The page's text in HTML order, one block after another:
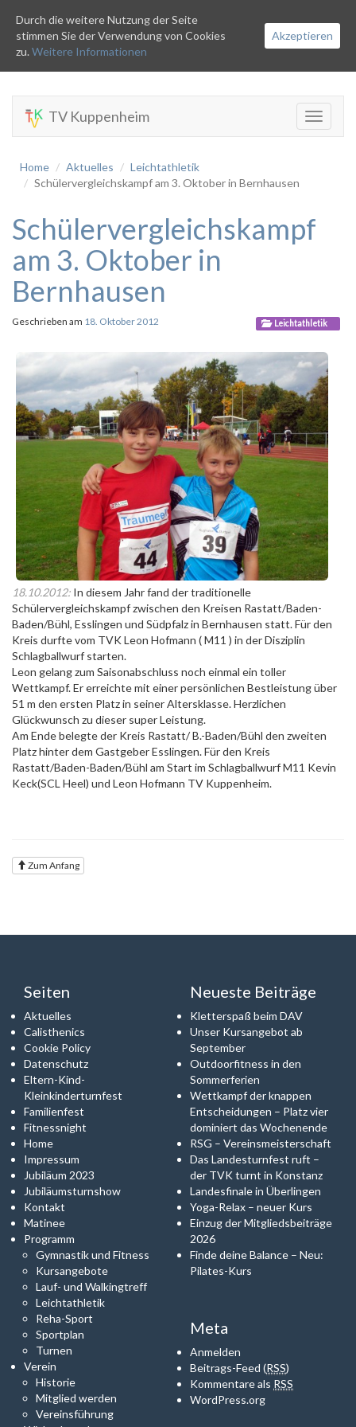
Toggle
TV Kuppenheim
Home Aktuelles
Leichtathletik
Schülervergleichskampf am 3. Oktober in Bernhausen
Schülervergleichskampf
am 3. Oktober in
Bernhausen
Geschrieben am 18. Oktober 2012 Leichtathletik
18.10.2012: In diesem Jahr fand der traditionelle
Schülervergleichskampf zwischen den Kreisen Rastatt/Baden-
Baden/Bühl, Esslingen und Südpfalz in Bernhausen statt. Für den
Kreis durfte vom TVK Leon Hofmann ( M11 ) in der Disziplin
Schlagballwurf starten.
Leon gelang zum Saisonabschluss noch einmal ein toller
Wettkampf. Er erreichte mit einer persönlichen Bestleistung über
51 m den ersten Platz in seiner Altersklasse. Herzlichen
Glückwunsch zu dieser super Leistung.
Am Ende belegte der Kreis Rastatt/ B.-Baden/Bühl den zweiten
Platz hinter dem Gastgeber Esslingen. Für den Kreis
Rastatt/Baden-Baden/Bühl am Start im Schlagballwurf M11 Kevin
Keck(SCL Heel) und Leon Hofmann TV Kuppenheim.
Zum Anfang
Seiten
Aktuelles
Calisthenics
Cookie Policy
Datenschutz
Eltern-Kind-
Kleinkinderturnfest
Familienfest
Fitnessnight
Home
Impressum
Jubiläum 2023
Jubiläumsturnshow
Kontakt
Matinee
Programm
Gymnastik und Fitness
Kursangebote
Lauf- und Walkingtreff
Leichtathletik
Reha-Sport
Sportplan
Turnen
Verein
Historie
Mitglied werden
Vereinsführung
Neueste Beiträge
Kletterspaß beim DAV
Unser Kursangebot ab
September
Outdoorfitness in den
Sommerferien
Wettkampf der knappen
Entscheidungen – Platz vier
dominiert das Wochenende
RSG – Vereinsmeisterschaft
Das Landesturnfest ruft –
der TVK turnt in Konstanz
Landesfinale in Überlingen
Yoga-Relax – neuer Kurs
Einzug der Mitgliedsbeiträge
2026
Finde deine Balance – Neu:
Pilates-Kurs
Meta
Anmelden
Beitrags-Feed (RSS)
Kommentare als RSS
WordPress.org
Durch die weitere Nutzung der Seite
stimmen Sie der Verwendung von Cookies
zu. Weitere Informationen
Akzeptieren